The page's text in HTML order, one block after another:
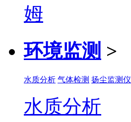
环境监测 >
水质分析 气体检测 扬尘监测仪
水质分析